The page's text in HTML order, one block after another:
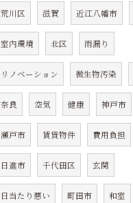
荒川区 滋賀 近江八幡市
室内環境 北区 雨漏り
リノベーション 微生物汚染
奈良 空気 健康 神戸市
瀬戸市 賃貸物件 費用負担
日進市 千代田区 玄関
日当たり悪い 町田市 和室